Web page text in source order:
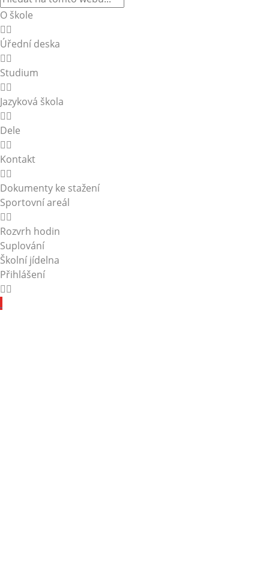
O škole
Úřední deska
Studium
Jazyková škola
Dele
Kontakt
Dokumenty ke stažení
Sportovní areál
Rozvrh hodin
Suplování
Školní jídelna
Přihlášení